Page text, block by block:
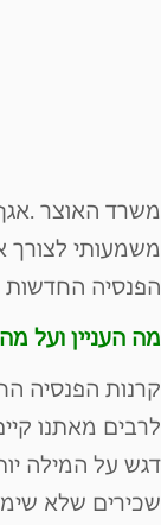
משרד האוצר
משמעותי לצורך
הפנסיה
מה העניין ועל
לרבים מאתנו
דגש על המילה
שכירים שלא